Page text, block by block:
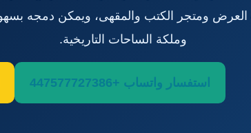
العرض ومتجر الكتب والمقهى، ويمكن دمجه
وملكة الساحات التاريخية.
استفسار واتساب +447577727386